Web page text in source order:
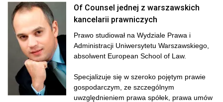
Of Counsel jednej z warszawskich
kancelarii prawniczych
Prawo studiował na Wydziale Prawa i
Administracji Uniwersytetu Warszawskiego,
absolwent European School of Law.
Specjalizuje się w szeroko pojętym prawie
gospodarczym, ze szczególnym
uwzględnieniem prawa spółek, prawa umów